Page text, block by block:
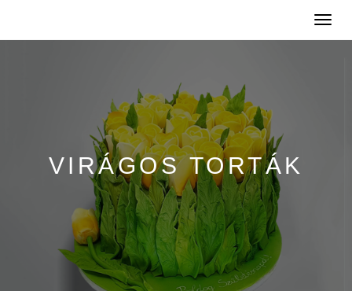
Toggle
VIRÁGOS TORTÁK